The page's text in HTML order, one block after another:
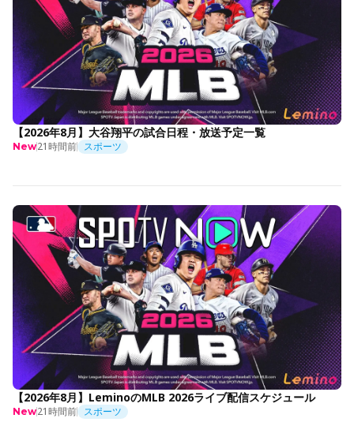
【2026年8月】大谷翔平の試合日程・放送予定一覧
New21時間前 スポーツ
【2026年8月】LeminoのMLB 2026ライブ配信スケジュール
New21時間前 スポーツ